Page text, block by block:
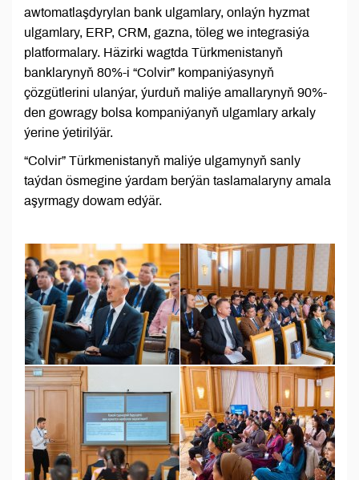
awtomatlaşdyrylan bank ulgamlary, onlaýn hyzmat
ulgamlary, ERP, CRM, gazna, töleg we integrasiýa
platformalary. Häzirki wagtda Türkmenistanyň
banklarynyň 80%-i “Colvir” kompaniýasynyň
çözgütlerini ulanýar, ýurduň maliýe amallarynyň 90%-
den gowragy bolsa kompaniýanyň ulgamlary arkaly
ýerine ýetirilýär.
“Colvir” Türkmenistanyň maliýe ulgamynyň sanly
taýdan ösmegine ýardam berýän taslamalaryny amala
aşyrmagy dowam edýär.